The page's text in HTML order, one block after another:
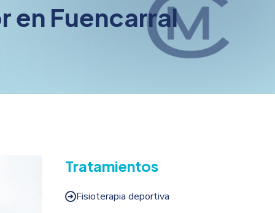
en Fuencarral
Tratamientos
Fisioterapia deportiva